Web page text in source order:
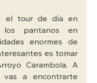
el tour de día en
los pantanos en
enormes de
es tomar
Carambola. A
a encontrarte